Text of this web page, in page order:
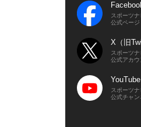
スポーツナ
公式ページ
X（旧
スポーツナ
公式アカウ
YouTube
スポーツナ
公式チャン